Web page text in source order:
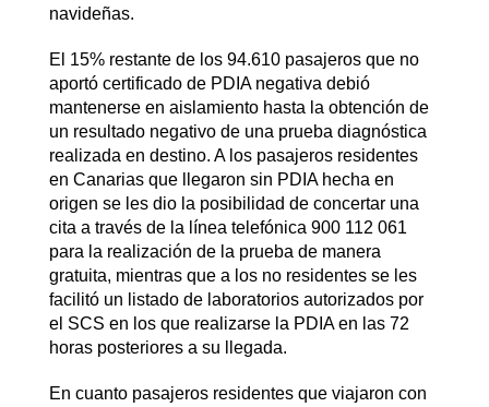
navideñas.
El 15% restante de los 94.610 pasajeros que no
aportó certificado de PDIA negativa debió
mantenerse en aislamiento hasta la obtención de
un resultado negativo de una prueba diagnóstica
realizada en destino. A los pasajeros residentes
en Canarias que llegaron sin PDIA hecha en
origen se les dio la posibilidad de concertar una
cita a través de la línea telefónica 900 112 061
para la realización de la prueba de manera
gratuita, mientras que a los no residentes se les
facilitó un listado de laboratorios autorizados por
el SCS en los que realizarse la PDIA en las 72
horas posteriores a su llegada.
En cuanto pasajeros residentes que viajaron con